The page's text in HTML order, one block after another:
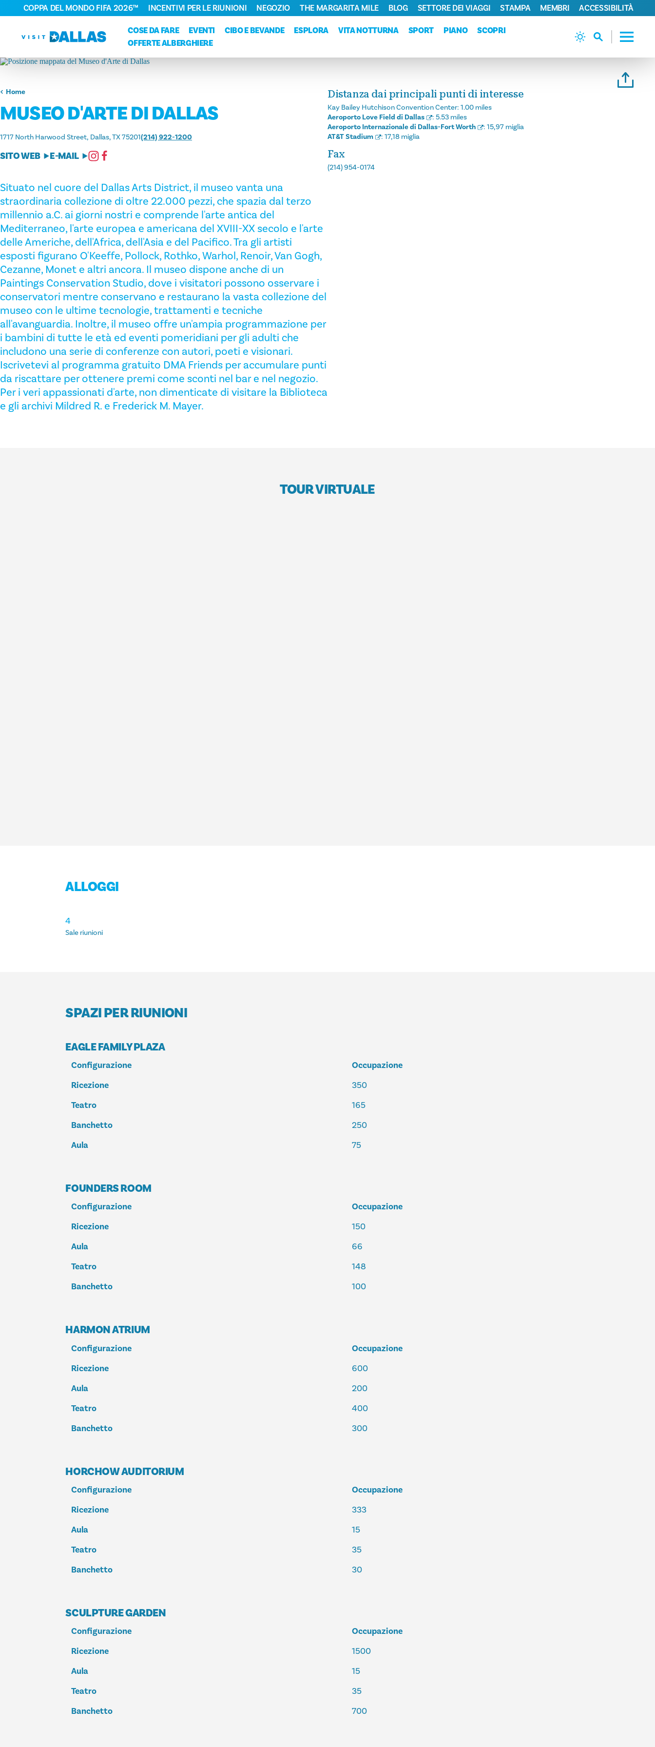
Vai al contenuto
COSE DA FARE
EVENTI CIBO E BEVANDE ESPLORA VITA NOTTURNA SPORT PIANO
SCOPRI
OFFERTE ALBERGHIERE
COPPA DEL MONDO FIFA 2026™ INCENTIVI PER LE RIUNIONI NEGOZIO THE MARGARITA MILE BLOG SETTORE DEI VIAGGI STAMPA MEMBRI ACCESSIBILITÀ
Home
MUSEO D'ARTE DI DALLAS
1717 North Harwood Street Dallas, TX 75201(214) 922-1200
SITO WEB E-MAIL
Situato nel cuore del Dallas Arts District, il museo vanta una
straordinaria collezione di oltre 22.000 pezzi, che spazia dal terzo
millennio a.C. ai giorni nostri e comprende l'arte antica del
Mediterraneo, l'arte europea e americana del XVIII-XX secolo e l'arte
delle Americhe, dell'Africa, dell'Asia e del Pacifico. Tra gli artisti
esposti figurano O'Keeffe, Pollock, Rothko, Warhol, Renoir, Van Gogh,
Cezanne, Monet e altri ancora. Il museo dispone anche di un
Paintings Conservation Studio, dove i visitatori possono osservare i
conservatori mentre conservano e restaurano la vasta collezione del
museo con le ultime tecnologie, trattamenti e tecniche
all'avanguardia. Inoltre, il museo offre un'ampia programmazione per
i bambini di tutte le età ed eventi pomeridiani per gli adulti che
includono una serie di conferenze con autori, poeti e visionari.
Iscrivetevi al programma gratuito DMA Friends per accumulare punti
da riscattare per ottenere premi come sconti nel bar e nel negozio.
Per i veri appassionati d'arte, non dimenticate di visitare la Biblioteca
e gli archivi Mildred R. e Frederick M. Mayer.
Distanza dai principali punti di interesse
Kay Bailey Hutchison Convention Center: 1.00 miles
Aeroporto Love Field di Dallas
: 5.53 miles
Aeroporto Internazionale di Dallas-Fort Worth
: 15,97 miglia
AT&T Stadium
: 17,18 miglia
Fax
(214) 954-0174
TOUR VIRTUALE
ALLOGGI
ALLOGGI
Sale riunioni
4
SPAZI PER RIUNIONI
EAGLE FAMILY PLAZA
Configurazione
Occupazione
Ricezione
350
Teatro
165
Banchetto
250
Aula
75
FOUNDERS ROOM
Configurazione
Occupazione
Ricezione
150
Aula
66
Teatro
148
Banchetto
100
HARMON ATRIUM
Configurazione
Occupazione
Ricezione
600
Aula
200
Teatro
400
Banchetto
300
HORCHOW AUDITORIUM
Configurazione
Occupazione
Ricezione
333
Aula
15
Teatro
35
Banchetto
30
SCULPTURE GARDEN
Configurazione
Occupazione
Ricezione
1500
Aula
15
Teatro
35
Banchetto
700